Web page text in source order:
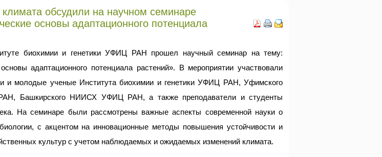
обсудили на научном семинаре
основы адаптационного потенциала
биохимии и генетики УФИЦ РАН прошел научный семинар на тему:
адаптационного потенциала растений». В мероприятии участвовали
и молодые ученые Института биохимии и генетики УФИЦ РАН, Уфимского
Башкирского НИИСХ УФИЦ РАН, а также преподаватели и студенты
На семинаре были рассмотрены важные аспекты современной науки о
с акцентом на инновационные методы повышения устойчивости и
культур с учетом наблюдаемых и ожидаемых изменений климата.